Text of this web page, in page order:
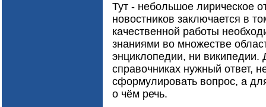
Тут - небольшое лирическое
новостников заключается в
качественной работы
знаниями во множестве
энциклопедии, ни википедии.
справочниках нужный ответ,
сформулировать вопрос, а
о чём речь.